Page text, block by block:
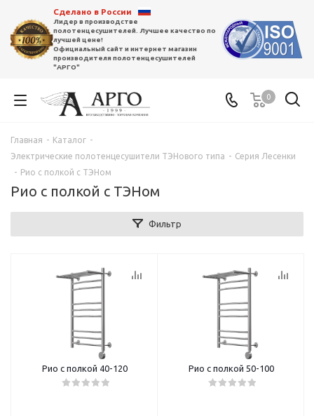
Сделано в России
Лидер в производстве
полотенцесушителей. Лучшее качество по
лучшей цене!
Официальный сайт и интернет магазин
производителя полотенцесушителей
"АРГО"
0
Главная - Каталог -
Электрические полотенцесушители ТЭНового типа - Серия Лесенки
- Рио с полкой с ТЭНом
Рио с полкой с ТЭНом
Фильтр
Рио с полкой 40-120 Рио с полкой 50-100